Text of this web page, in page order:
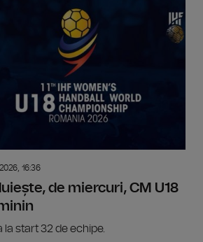
16:36
de miercuri, CM U18
la start 32 de echipe.